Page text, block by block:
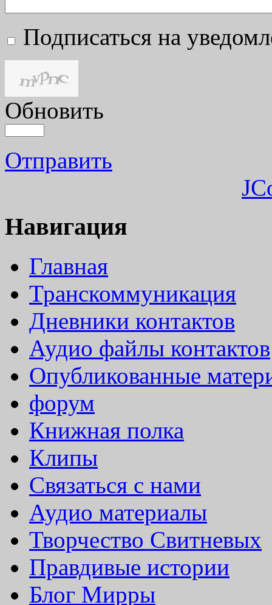
Подписаться на
Обновить
Отправить
Навигация
Главная
Транскоммуникация
Дневники контактов
Аудио файлы контактов
Опубликованные
форум
Книжная полка
Клипы
Связаться с нами
Аудио материалы
Творчество Свитневых
Правдивые истории
Блог Мирры